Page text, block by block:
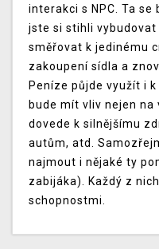
interakci s NPC. Ta
jste si stihli vybudovat
směřovat k jedinému
zakoupení sídla a
Peníze půjde využít i
bude mít vliv nejen na
dovede k silnějšímu
autům, atd.
najmout i nějaké ty
zabijáka). Každý z
schopnostmi.